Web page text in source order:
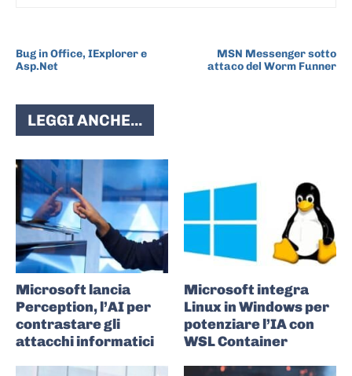
Bug in Office, IExplorer e
Asp.Net
MSN Messenger sotto
attaco del Worm Funner
LEGGI ANCHE...
Microsoft lancia
Perception, l’AI per
contrastare gli
attacchi informatici
Microsoft integra
Linux in Windows per
potenziare l’IA con
WSL Container